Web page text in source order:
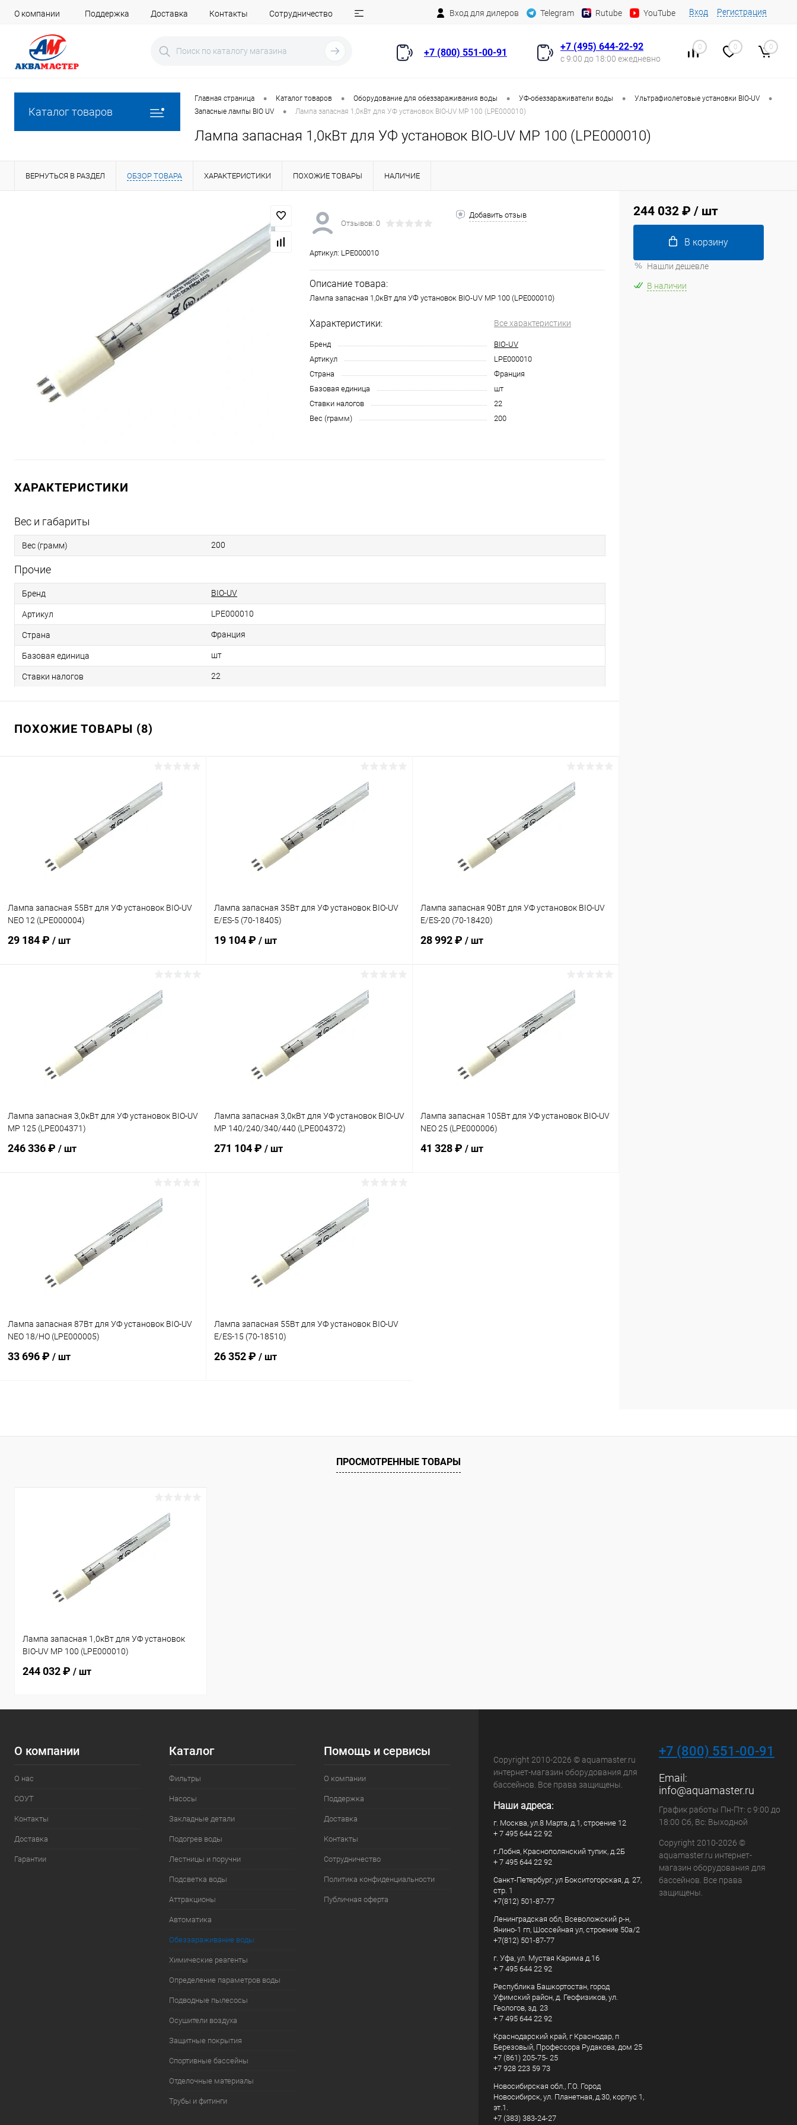
О компании Поддержка Доставка Контакты Сотрудничество Вход для дилеров Telegram Rutube YouTube Вход Регистрация
+7 (800) 551-00-91
+7 (495) 644-22-92
с 9:00 до 18:00 ежедневно
0 0 0
Каталог товаров
Главная страница • Каталог товаров • Оборудование для обеззараживания воды • УФ-обеззараживатели воды • Ультрафиолетовые установки BIO-UV •
Запасные лампы BIO UV • Лампа запасная 1,0кВт для УФ установок BIO-UV MP 100 (LPE000010)
Лампа запасная 1,0кВт для УФ установок BIO-UV MP 100 (LPE000010)
ВЕРНУТЬСЯ В РАЗДЕЛ ОБЗОР ТОВАРА ХАРАКТЕРИСТИКИ ПОХОЖИЕ ТОВАРЫ НАЛИЧИЕ
Отзывов: 0
Добавить отзыв
Артикул: LPE000010
Описание товара:
Лампа запасная 1,0кВт для УФ установок BIO-UV MP 100 (LPE000010)
Характеристики: Все характеристики
Бренд
BIO-UV
Артикул
LPE000010
Страна
Франция
Базовая единица
шт
Ставки налогов
22
Вес (грамм)
200
ХАРАКТЕРИСТИКИ
Вес и габариты
Вес (грамм) 200
Прочие
Бренд BIO-UV
Артикул LPE000010
Страна Франция
Базовая единица шт
Ставки налогов 22
ПОХОЖИЕ ТОВАРЫ (8)
Лампа запасная 55Вт для УФ установок BIO-UV
NEO 12 (LPE000004)
29 184 ₽ / шт
Лампа запасная 35Вт для УФ установок BIO-UV
E/ES-5 (70-18405)
19 104 ₽ / шт
Лампа запасная 90Вт для УФ установок BIO-UV
E/ES-20 (70-18420)
28 992 ₽ / шт
Лампа запасная 3,0кВт для УФ установок BIO-UV
MP 125 (LPE004371)
246 336 ₽ / шт
Лампа запасная 3,0кВт для УФ установок BIO-UV
MP 140/240/340/440 (LPE004372)
271 104 ₽ / шт
Лампа запасная 105Вт для УФ установок BIO-UV
NEO 25 (LPE000006)
41 328 ₽ / шт
Лампа запасная 87Вт для УФ установок BIO-UV
NEO 18/HO (LPE000005)
33 696 ₽ / шт
В избранное
Лампа запасная 55Вт для УФ установок BIO-UV
E/ES-15 (70-18510)
26 352 ₽ / шт
В избранное
В наличии
244 032 ₽ / шт
В корзину
Нашли дешевле
В наличии
ПРОСМОТРЕННЫЕ ТОВАРЫ
Лампа запасная 1,0кВт для УФ установок
BIO-UV MP 100 (LPE000010)
244 032 ₽ / шт
О компании
О нас
СОУТ
Контакты
Доставка
Гарантии
Каталог
Фильтры
Насосы
Закладные детали
Подогрев воды
Лестницы и поручни
Подсветка воды
Аттракционы
Автоматика
Обеззараживание воды
Химические реагенты
Определение параметров воды
Подводные пылесосы
Осушители воздуха
Защитные покрытия
Спортивные бассейны
Отделочные материалы
Трубы и фитинги
Помощь и сервисы
О компании
Поддержка
Доставка
Контакты
Сотрудничество
Политика конфиденциальности
Публичная оферта
Copyright 2010-2026 © aquamaster.ru
интернет-магазин оборудования для
бассейнов. Все права защищены.
Наши адреса:
г. Москва, ул.8 Марта, д.1, строение 12
+ 7 495 644 22 92
г.Лобня, Краснополянский тупик, д.2Б
+ 7 495 644 22 92
Санкт-Петербург, ул Бокситогорская, д. 27,
стр. 1
+7(812) 501-87-77
Ленинградская обл, Всеволожский р-н,
Янино-1 гп, Шоссейная ул, строение 50а/2
+7(812) 501-87-77
г. Уфа, ул. Мустая Карима д.16
+ 7 495 644 22 92
Республика Башкортостан, город
Уфимский район, д. Геофизиков, ул.
Геологов, зд. 23
+ 7 495 644 22 92
Краснодарский край, г Краснодар, п
Березовый, Профессора Рудакова, дом 25
+7 (861) 205-75- 25
+7 928 223 59 73
Новосибирская обл., Г.О. Город
Новосибирск, ул. Планетная, д.30, корпус 1,
эт.1.
+7 (383) 383-24-27
+7 (800) 551-00-91
Email:
info@aquamaster.ru
График работы Пн-Пт: с 9:00 до
18:00 Сб, Вс: Выходной
Copyright 2010-2026 ©
aquamaster.ru интернет-
магазин оборудования для
бассейнов. Все права
защищены.